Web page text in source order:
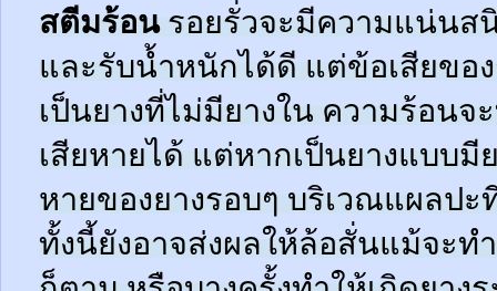
สตีมร้อนรอยรั่วจะมีความแน่นส
และรับน้ำหนักได้ดี แต่ข้อเสียขอ
เป็นยางที่ไม่มียางใน ความร้อนจ
เสียหายได้ แต่หากเป็นยางแบบมี
หายของยางรอบๆ บริเวณแผลป
ทั้งนี้ยังอาจส่งผลให้ล้อสั่นแม้จะท